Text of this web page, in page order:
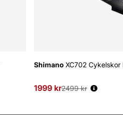
Shimano XC702 Cykelskor
1999 kr
Ordinarie pris:
2499 kr